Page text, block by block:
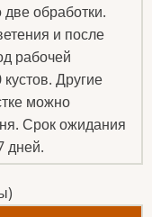
обработки.
и после
рабочей
Другие
можно
Срок ожидания
дней.